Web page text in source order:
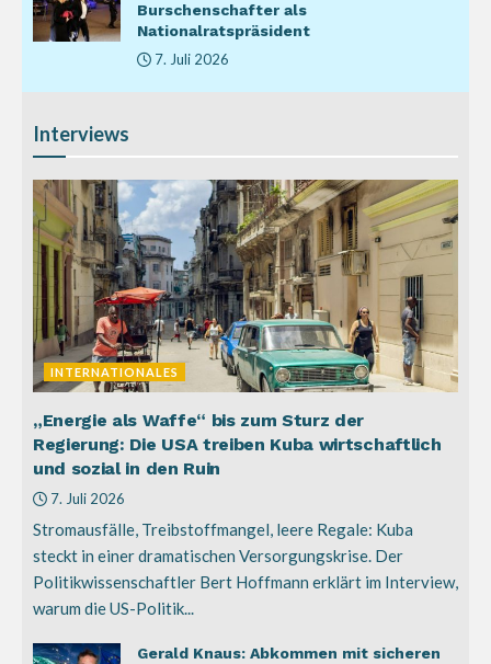
Burschenschafter als
Nationalratspräsident
7. Juli 2026
Interviews
INTERNATIONALES
„Energie als Waffe“ bis zum Sturz der
Regierung: Die USA treiben Kuba wirtschaftlich
und sozial in den Ruin
7. Juli 2026
Stromausfälle, Treibstoffmangel, leere Regale: Kuba
steckt in einer dramatischen Versorgungskrise. Der
Politikwissenschaftler Bert Hoffmann erklärt im Interview,
warum die US-Politik...
Gerald Knaus: Abkommen mit sicheren